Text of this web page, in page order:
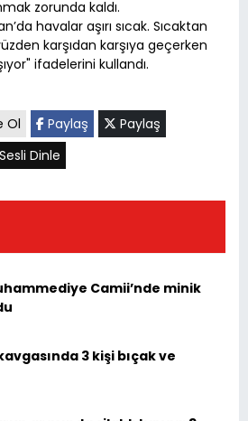
zorunda kaldı.
havalar aşırı sıcak. Sıcaktan
karşıdan karşıya geçerken
ifadelerini kullandı.
Ol Paylaş
Paylaş
Sesli Dinle
Camii’nde minik
3 kişi bıçak ve